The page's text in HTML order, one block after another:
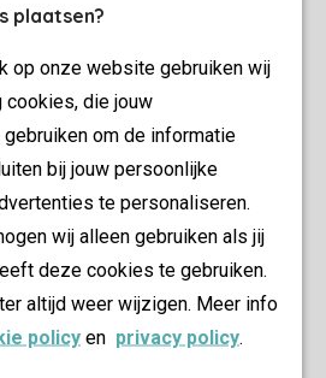
plaatsen?
op onze website gebruiken wij
cookies, die jouw
om de informatie
bij jouw persoonlijke
te personaliseren.
wij alleen gebruiken als jij
deze cookies te gebruiken.
altijd weer wijzigen. Meer info
policy en privacy policy.
1-persoonsbedden